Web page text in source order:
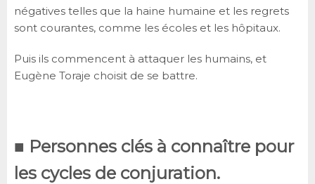
négatives telles que la haine humaine et les regrets
sont courantes, comme les écoles et les hôpitaux.
Puis ils commencent à attaquer les humains, et
Eugène Toraje choisit de se battre.
■ Personnes clés à connaître pour
les cycles de conjuration.